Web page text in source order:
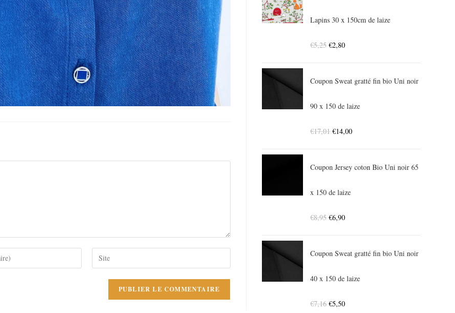
Lapins 30 x 150cm de laize
€5,25 €2,80
Coupon Sweat gratté fin bio Uni noir
90 x 150 de laize
€17,01 €14,00
Coupon Jersey coton Bio Uni noir 65
x 150 de laize
€8,95 €6,90
Coupon Sweat gratté fin bio Uni noir
40 x 150 de laize
€7,16 €5,50